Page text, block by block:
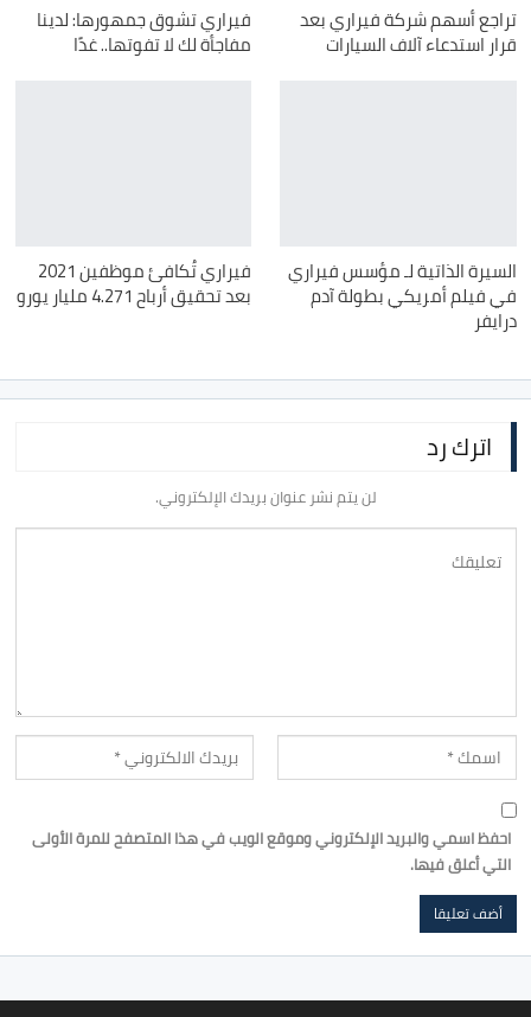
تراجع أسهم شركة فيراري بعد
قرار استدعاء آلاف السيارات
فيراري تشوق جمهورها: لدينا
مفاجأة لك لا تفوتها.. غدًا
السيرة الذاتية لـ مؤسس فيراري
في فيلم أمريكي بطولة آدم
درايفر
فيراري تُكافئ موظفين 2021
بعد تحقيق أرباح 4.271 مليار يورو
اترك رد
لن يتم نشر عنوان بريدك الإلكتروني.
احفظ اسمي والبريد الإلكتروني وموقع الويب في هذا المتصفح للمرة الأولى
التي أعلق فيها.